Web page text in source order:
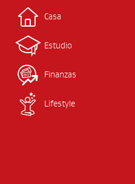
Casa
Estudio
Finanzas
Lifestyle